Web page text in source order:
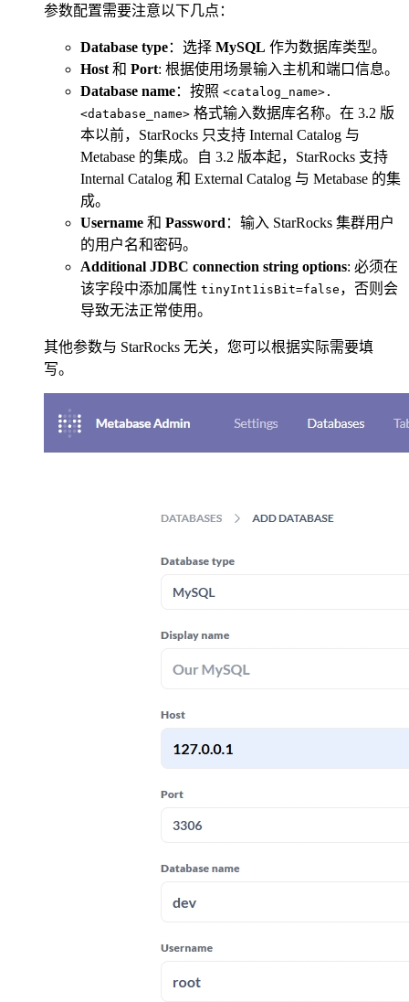
参数配置需要注意以下几点：
Database type：选择 MySQL 作为数据库类型。
Host 和 Port: 根据使用场景输入主机和端口信息。
Database name：按照 <catalog_name>.
<database_name> 格式输入数据库名称。在 3.2 版
本以前，StarRocks 只支持 Internal Catalog 与
Metabase 的集成。自 3.2 版本起，StarRocks 支持
Internal Catalog 和 External Catalog 与 Metabase 的集
成。
Username 和 Password ：输入 StarRocks 集群用户
的用户名和密码。
Additional JDBC connection string options: 必须在
该字段中添加属性 tinyInt1isBit=false ，否则会
导致无法正常使用。
其他参数与 StarRocks 无关，您可以根据实际需要填
写。